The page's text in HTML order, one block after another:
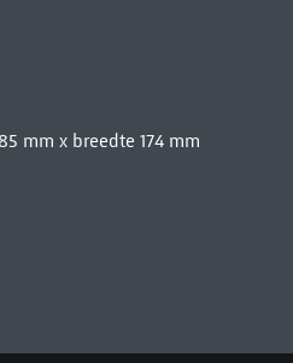
mm x breedte 174 mm